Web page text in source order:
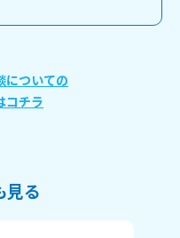
についての
コチラ
見る